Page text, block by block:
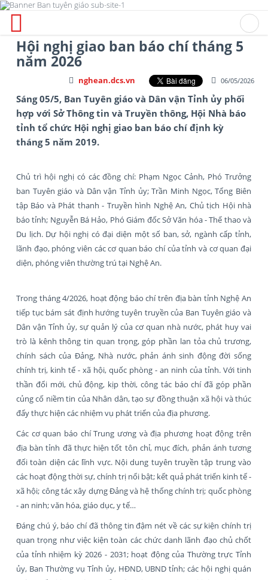
Hội nghị giao ban báo chí tháng 5
năm 2026
06/05/2026
nghean.dcs.vn
Sáng 05/5, Ban Tuyên giáo và Dân vận Tỉnh ủy phối
hợp với Sở Thông tin và Truyền thông, Hội Nhà báo
tỉnh tổ chức Hội nghị giao ban báo chí định kỳ
tháng 5 năm 2019.
Chủ trì hội nghị có các đồng chí: Phạm Ngọc Cảnh, Phó Trưởng
ban Tuyên giáo và Dân vận Tỉnh ủy; Trần Minh Ngọc, Tổng Biên
tập Báo và Phát thanh - Truyền hình Nghệ An, Chủ tịch Hội nhà
báo tỉnh; Nguyễn Bá Hảo, Phó Giám đốc Sở Văn hóa - Thể thao và
Du lịch. Dự hội nghị có đại diện một số ban, sở, ngành cấp tỉnh,
lãnh đạo, phóng viên các cơ quan báo chí của tỉnh và cơ quan đại
diện, phóng viên thường trú tại Nghệ An.
Trong tháng 4/2026, hoạt động báo chí trên địa bàn tỉnh Nghệ An
tiếp tục bám sát định hướng tuyên truyền của Ban Tuyên giáo và
Dân vận Tỉnh ủy, sự quản lý của cơ quan nhà nước, phát huy vai
trò là kênh thông tin quan trọng, góp phần lan tỏa chủ trương,
chính sách của Đảng, Nhà nước, phản ánh sinh động đời sống
chính trị, kinh tế - xã hội, quốc phòng - an ninh của tỉnh. Với tinh
thần đổi mới, chủ động, kịp thời, công tác báo chí đã góp phần
củng cố niềm tin của Nhân dân, tạo sự đồng thuận xã hội và thúc
đẩy thực hiện các nhiệm vụ phát triển của địa phương.
Các cơ quan báo chí Trung ương và địa phương hoạt động trên
địa bàn tỉnh đã thực hiện tốt tôn chỉ, mục đích, phản ánh tương
đối toàn diện các lĩnh vực. Nội dung tuyên truyền tập trung vào
các hoạt động thời sự, chính trị nổi bật; kết quả phát triển kinh tế -
xã hội; công tác xây dựng Đảng và hệ thống chính trị; quốc phòng
- an ninh; văn hóa, giáo dục, y tế…
Đáng chú ý, báo chí đã thông tin đậm nét về các sự kiện chính trị
quan trọng như việc kiện toàn các chức danh lãnh đạo chủ chốt
của tỉnh nhiệm kỳ 2026 - 2031; hoạt động của Thường trực Tỉnh
ủy, Ban Thường vụ Tỉnh ủy, HĐND, UBND tỉnh; các hội nghị quán